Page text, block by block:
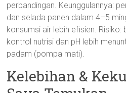
perbandingan. Keunggulannya:
dan selada panen dalam 4–5
konsumsi air lebih efisien. Risiko:
kontrol nutrisi dan pH lebih
padam (pompa mati).
Kelebihan &